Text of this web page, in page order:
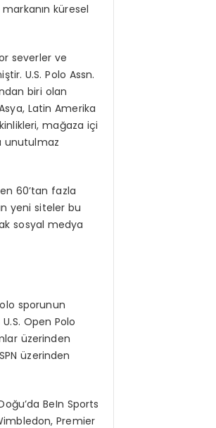
ın küresel
severler ve
ştir. U.S. Polo Assn.
biri olan
Latin Amerika
mağaza içi
unutulmaz
60’tan fazla
yeni siteler bu
sosyal medya
sporunun
Open Polo
üzerinden
üzerinden
ğu’da BeIn Sports
Premier